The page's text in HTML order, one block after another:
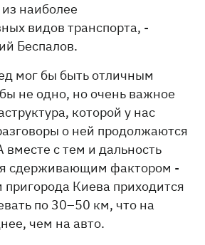
наиболее
видов транспорта, -
Беспалов.
мог бы быть отличным
не одно, но очень важное
которой у нас
о ней продолжаются
вместе с тем и дальность
сдерживающим фактором -
Киева приходится
по 30–50 км, что на
чем на авто.